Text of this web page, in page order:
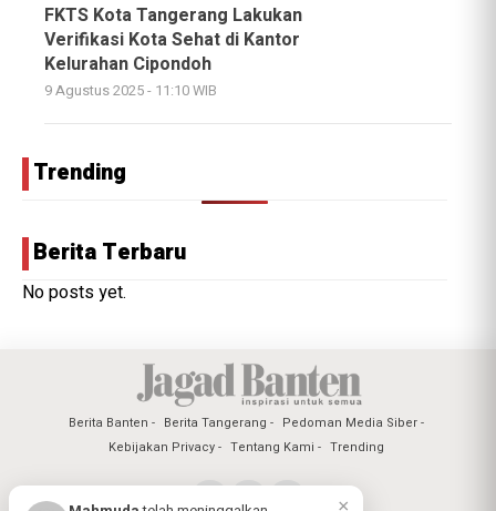
FKTS Kota Tangerang Lakukan
Verifikasi Kota Sehat di Kantor
Kelurahan Cipondoh
9 Agustus 2025 - 11:10 WIB
Trending
Berita Terbaru
No posts yet.
Berita Banten Berita Tangerang
Pedoman Media Siber
Kebijakan Privacy
Tentang Kami Trending
×